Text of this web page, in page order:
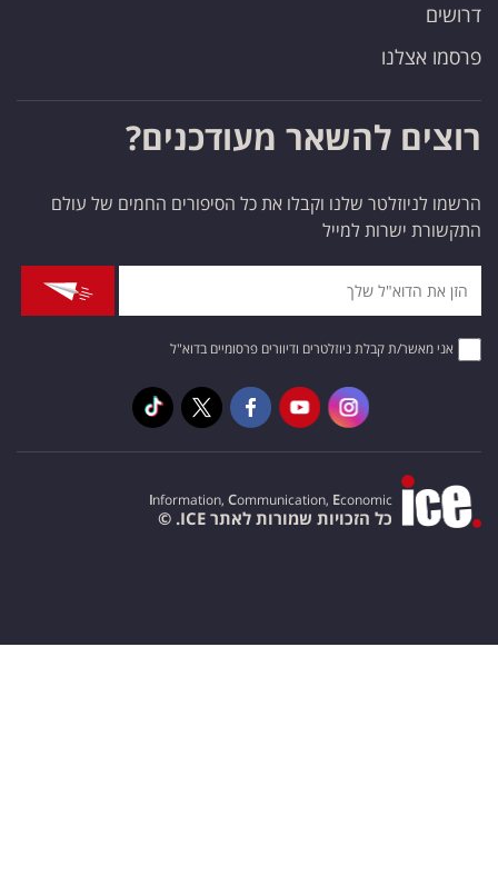
דרושים
פרסמו אצלנו
רוצים להשאר מעודכנים?
הרשמו לניוזלטר שלנו וקבלו את כל הסיפורים החמים של עולם
התקשורת ישרות למייל
אני מאשר/ת קבלת ניוזלטרים ודיוורים פרסומיים בדוא"ל
Information, Communication, Economic
כל הזכויות שמורות לאתר ICE. ©